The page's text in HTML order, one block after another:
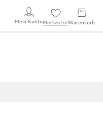
Mein KontoMerkzettel Warenkorb